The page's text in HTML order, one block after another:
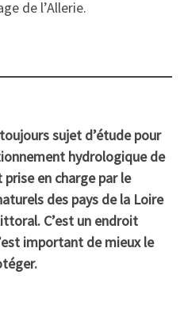
de l’Allerie.
sujet d’étude pour
hydrologique de
en charge par le
des pays de la Loire
C’est un endroit
important de mieux le